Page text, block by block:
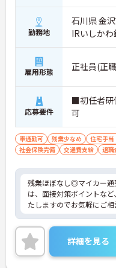
勤務地
石川県 金
IRいしか
雇用形態 正社員(正
応募要件
■初任者研
可
車通勤可 残業少なめ 住宅手当
社会保険完備
交通費支給 退職
残業ほぼなし◎マイカー
は、面接対策ポイントな
たしますのでお気軽にご相
詳細を見る